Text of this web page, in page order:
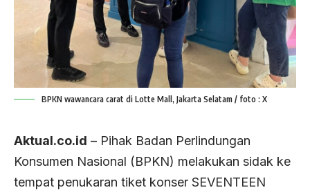
BPKN wawancara carat di Lotte Mall, Jakarta Selatam / foto : X
Aktual.co.id – Pihak Badan Perlindungan
Konsumen Nasional (BPKN) melakukan sidak ke
tempat penukaran tiket konser SEVENTEEN